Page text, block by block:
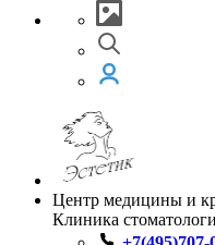
Центр медицины и
Клиника